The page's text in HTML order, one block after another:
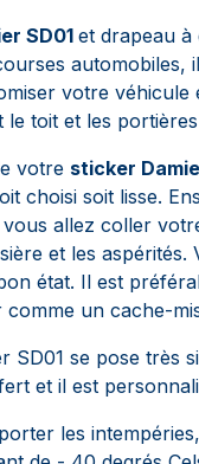
SD01 et drapeau à
automobiles,
votre véhicule
le toit et les
votre sticker
choisi soit lisse.
allez coller
et les aspérités.
état. Il est
comme un cache-
SD01 se pose très
et il est
les